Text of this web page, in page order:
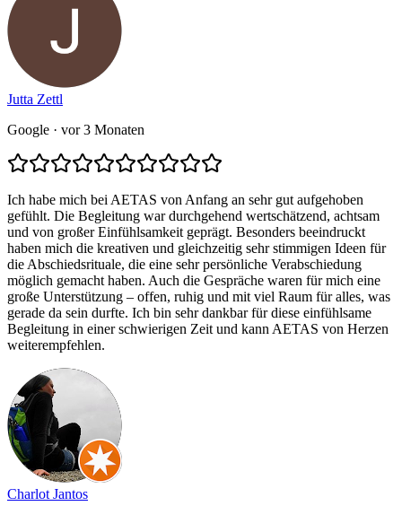
Jutta Zettl
Google · vor 3 Monaten
Ich habe mich bei AETAS von Anfang an sehr gut aufgehoben
gefühlt. Die Begleitung war durchgehend wertschätzend, achtsam
und von großer Einfühlsamkeit geprägt. Besonders beeindruckt
haben mich die kreativen und gleichzeitig sehr stimmigen Ideen für
die Abschiedsrituale, die eine sehr persönliche Verabschiedung
möglich gemacht haben. Auch die Gespräche waren für mich eine
große Unterstützung – offen, ruhig und mit viel Raum für alles, was
gerade da sein durfte. Ich bin sehr dankbar für diese einfühlsame
Begleitung in einer schwierigen Zeit und kann AETAS von Herzen
weiterempfehlen.
Charlot Jantos